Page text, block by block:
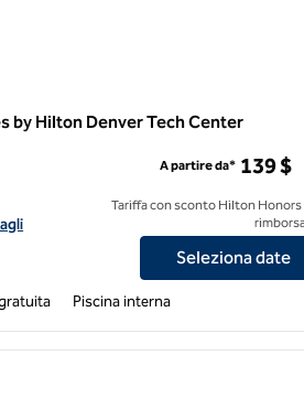
by Hilton Denver Tech Center
dell'hotel per Homewood Suites by
A partire da* 139 $
Tariffa con sconto Hilton Honors
Seleziona date
Piscina interna